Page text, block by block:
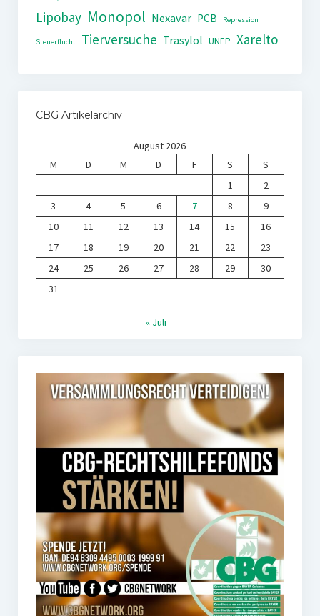
Lipobay Monopol Nexavar PCB Repression
Steuerflucht Tierversuche Trasylol UNEP Xarelto
CBG Artikelarchiv
August 2026
M
D M D F S
S
1
2
3
4 5 6 7 8
9
10
11 12 13 14 15
16
17
18 19 20 21 22
23
24
25 26 27 28 29
30
31
« Juli